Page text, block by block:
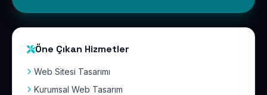
Öne Çıkan Hizmetler
Web Sitesi Tasarımı
Kurumsal Web Tasarım